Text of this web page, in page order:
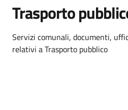
Trasporto
Dettagli
Servizi comunali, documenti,
relativi a Trasporto pubblico